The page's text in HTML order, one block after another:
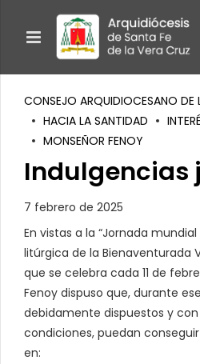
CONSEJO ARQUIDIOCESANO DE
HACIA LA SANTIDAD
MONSEÑOR FENOY
Indulgencias
7 febrero de 2025
En vistas a la “Jornada
litúrgica de la Bienaventurada
que se celebra cada 11 de
Fenoy dispuso que, durante
debidamente dispuestos y
condiciones, puedan
en: